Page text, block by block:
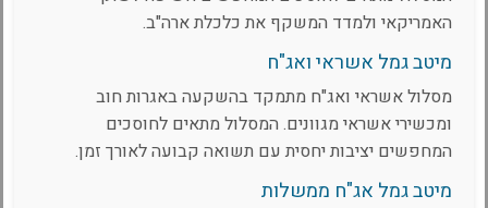
האמריקאי ולמדד המשקף את כלכלת ארה"ב.
מיטב גמל אשראי ואג"ח
מסלול אשראי ואג"ח מתמקד בהשקעה באגרות חוב
ומכשירי אשראי מגוונים. המסלול מתאים לחוסכים
המחפשים יציבות יחסית עם תשואה קבועה לאורך זמן.
מיטב גמל אג"ח ממשלות